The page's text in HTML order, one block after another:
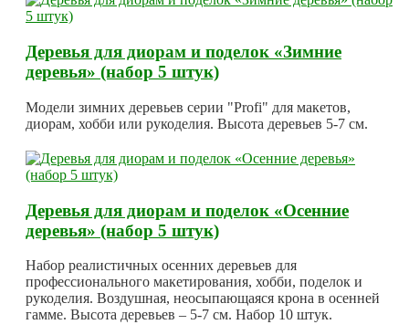
Деревья для диорам и поделок «Зимние
деревья» (набор 5 штук)
Модели зимних деревьев серии "Profi" для макетов,
диорам, хобби или рукоделия. Высота деревьев 5-7 см.
Деревья для диорам и поделок «Осенние
деревья» (набор 5 штук)
Набор реалистичных осенних деревьев для
профессионального макетирования, хобби, поделок и
рукоделия. Воздушная, неосыпающаяся крона в осенней
гамме. Высота деревьев – 5-7 см. Набор 10 штук.